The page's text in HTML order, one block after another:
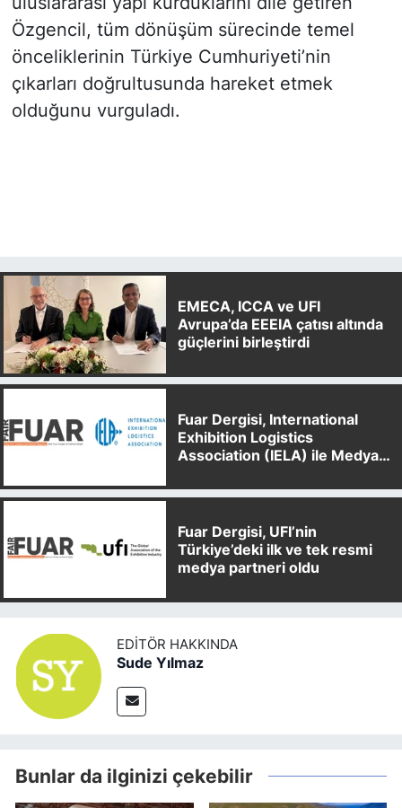
Özgencil, tüm dönüşüm sürecinde temel
önceliklerinin Türkiye Cumhuriyeti’nin
çıkarları doğrultusunda hareket etmek
olduğunu vurguladı.
EMECA, ICCA ve UFI
Avrupa’da EEEIA çatısı altında
güçlerini birleştirdi
Fuar Dergisi, International
Exhibition Logistics
Association (IELA) ile Medya
Fuar Dergisi, UFI’nin
Türkiye’deki ilk ve tek resmi
medya partneri oldu
EDITÖR HAKKINDA
Sude Yılmaz
Bunlar da ilginizi çekebilir